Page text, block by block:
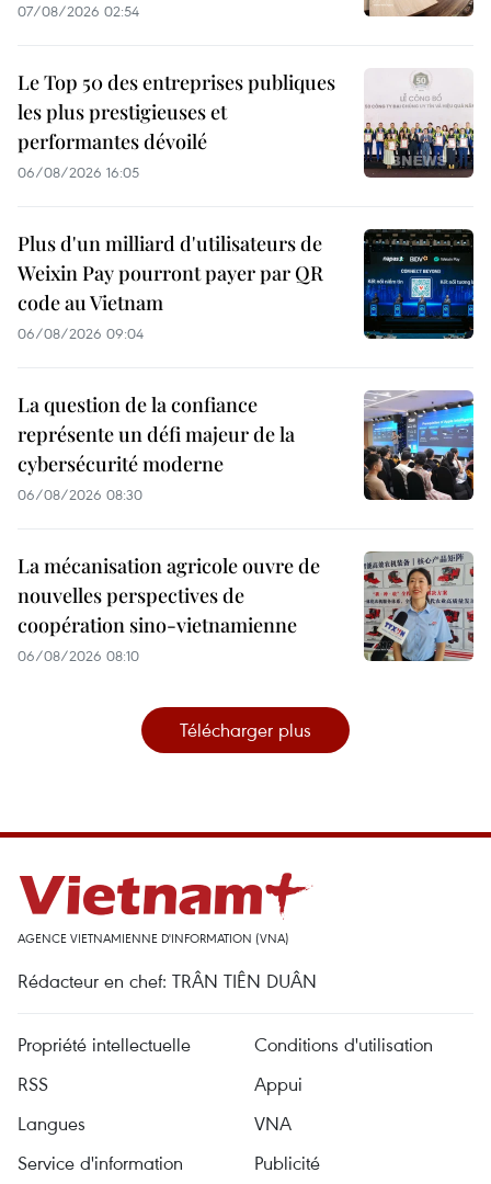
07/08/2026 02:54
Le Top 50 des entreprises publiques
les plus prestigieuses et
performantes dévoilé
06/08/2026 16:05
Plus d'un milliard d'utilisateurs de
Weixin Pay pourront payer par QR
code au Vietnam
06/08/2026 09:04
La question de la confiance
représente un défi majeur de la
cybersécurité moderne
06/08/2026 08:30
La mécanisation agricole ouvre de
nouvelles perspectives de
coopération sino-vietnamienne
06/08/2026 08:10
Télécharger plus
AGENCE VIETNAMIENNE D'INFORMATION (VNA)
Rédacteur en chef: TRÂN TIÊN DUÂN
Propriété intellectuelle
Conditions d'utilisation
RSS
Appui
Langues
VNA
Service d'information
Publicité